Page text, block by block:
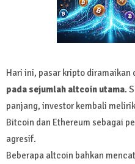
Hari ini, pasar kripto diramaikan
pada sejumlah altcoin utama.
panjang, investor kembali
Bitcoin dan Ethereum sebagai
agresif.
Beberapa altcoin bahkan